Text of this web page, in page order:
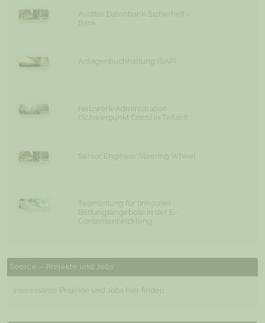
Auditor Datenbank-Sicherheit -
Bank
Anlagenbuchhaltung (SAP)
Netzwerk-Administration
(Schwerpunkt Cisco) in Teilzeit
Senior Engineer Steering Wheel
Teamleitung für (Inhouse)
Bildungsangebote in der E-
Contententwicklung
Soorce – Projekte und Jobs
Interessante Projekte und Jobs hier finden